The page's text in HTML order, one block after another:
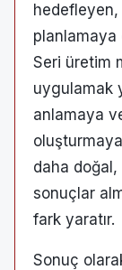
planlamaya
Seri üretim
uygulamak
anlamaya
daha
sonuçlar
fark yaratır.
Sonuç